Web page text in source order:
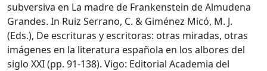
subversiva en La madre de Frankenstein de Almudena
Grandes. In Ruiz Serrano, C. & Giménez Micó, M. J.
(Eds.), De escrituras y escritoras: otras miradas, otras
imágenes en la literatura española en los albores del
siglo XXI (pp. 91-138). Vigo: Editorial Academia del